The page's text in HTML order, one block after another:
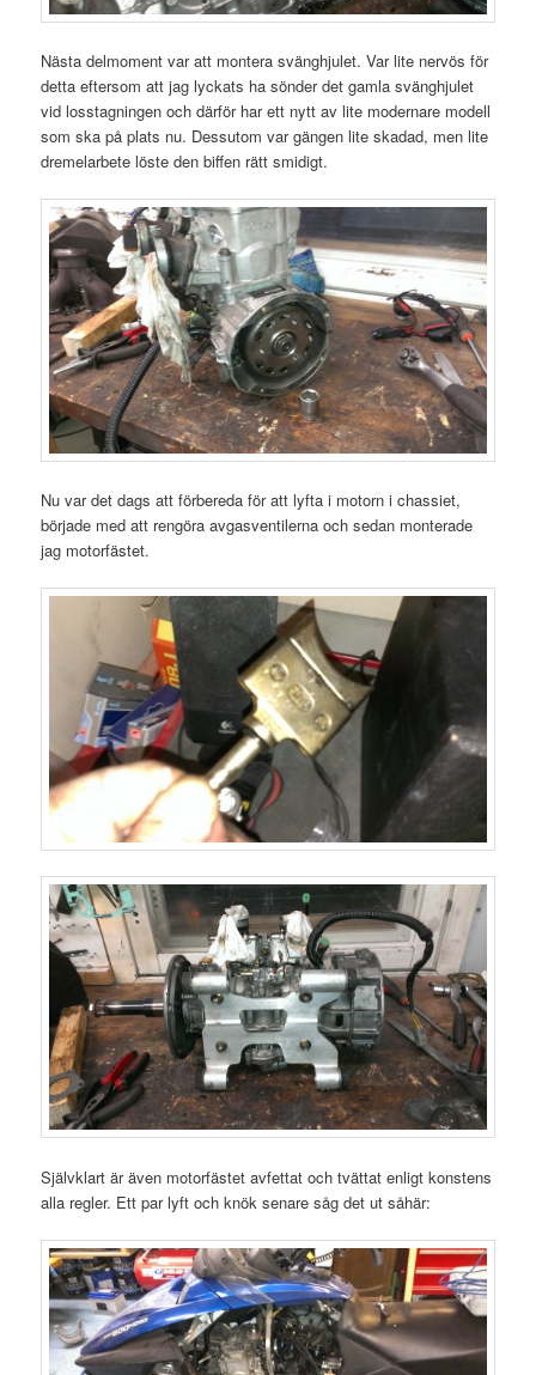
Nästa delmoment var att montera svänghjulet. Var lite nervös för
detta eftersom att jag lyckats ha sönder det gamla svänghjulet
vid losstagningen och därför har ett nytt av lite modernare modell
som ska på plats nu. Dessutom var gängen lite skadad, men lite
dremelarbete löste den biffen rätt smidigt.
Nu var det dags att förbereda för att lyfta i motorn i chassiet,
började med att rengöra avgasventilerna och sedan monterade
jag motorfästet.
Självklart är även motorfästet avfettat och tvättat enligt konstens
alla regler. Ett par lyft och knök senare såg det ut såhär: